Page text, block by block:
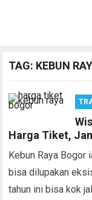
TAG: KEBUN
Harga Tiket,
Kebun Raya Bogor
bisa dilupakan
tahun ini bisa kok